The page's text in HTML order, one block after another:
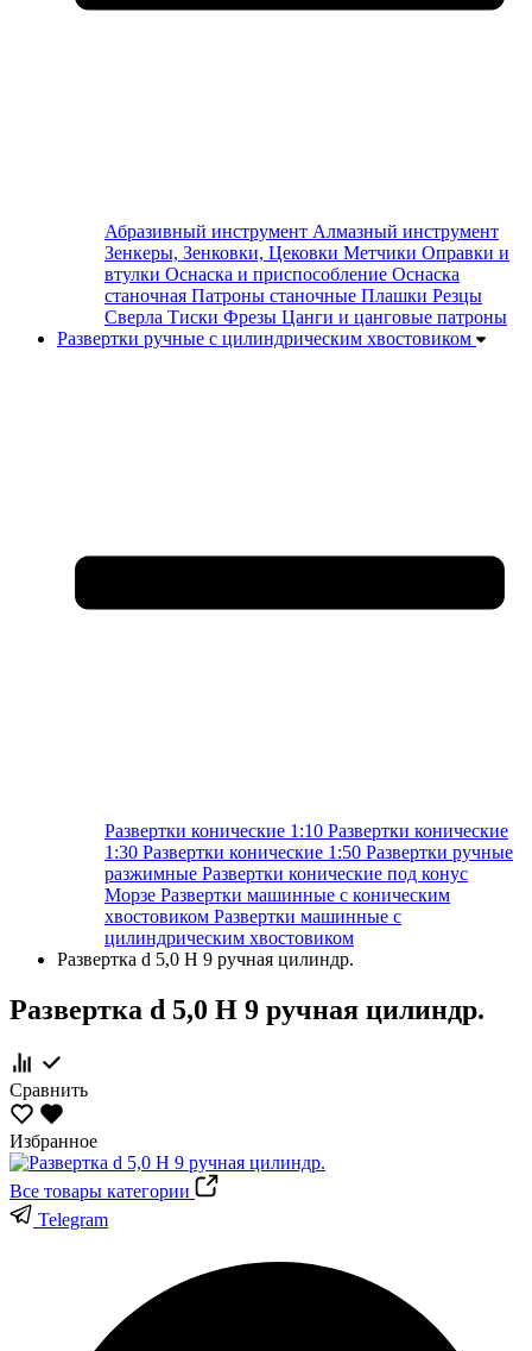
Абразивный инструмент Алмазный инструмент
Зенкеры, Зенковки, Цековки Метчики Оправки и
втулки Оснаска и приспособление Оснаска
станочная Патроны станочные Плашки Резцы
Сверла Тиски Фрезы Цанги и цанговые патроны
Развертки ручные с цилиндрическим хвостовиком
Развертки конические 1:10 Развертки конические
1:30 Развертки конические 1:50 Развертки ручные
разжимные Развертки конические под конус
Морзе Развертки машинные с коническим
хвостовиком Развертки машинные с
цилиндрическим хвостовиком
Развертка d 5,0 Н 9 ручная цилиндр.
Развертка d 5,0 Н 9 ручная цилиндр.
Сравнить
Избранное
Все товары категории
Telegram